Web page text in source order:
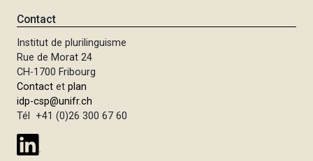
Contact
Institut de plurilinguisme
Rue de Morat 24
CH-1700 Fribourg
Contact etplan
idp-csp@unifr.ch
Tél +41 (0)26 300 67 60